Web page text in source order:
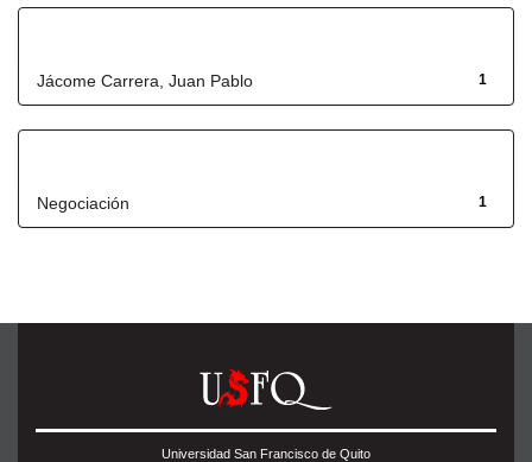
1
Jácome Carrera, Juan Pablo
1
Negociación
Universidad San Francisco de Quito